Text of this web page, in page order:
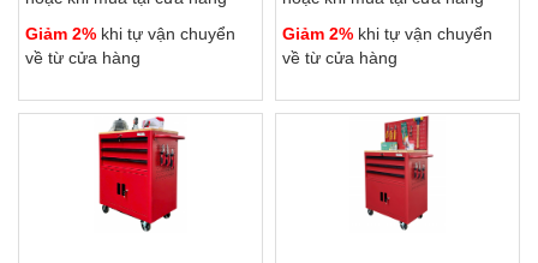
Giảm 2% khi tự vận chuyển
về từ cửa hàng
Giảm 2% khi tự vận chuyển
về từ cửa hàng